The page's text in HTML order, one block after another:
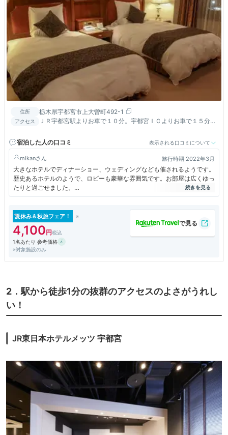
住所 栃木県宇都宮市上大曽町492-1
アクセス
ＪＲ宇都宮駅よりお車で１０分。宇都宮ＩＣよりお車で１５分。
宿泊した人の口コミ
表示される口コミについて
mikan 旅行時期 2022年3月
大きなホテルでディナーショー、ウェディングなども催されるようです。
歴史あるホテルのようで、ロビーも豪華な雰囲気です。お部屋は広くゆっ
たりと過ごせました。
朝食が体に優しく、地元のお野菜やお豆腐など、種類も多い和食でした。
夏休み＆秋旅フェア！
4,100
1名あたり 参考価格
※対象施設のみ
2．駅から徒歩1分の抜群のアクセスのよさがうれし
い！
JR東日本ホテルメッツ 宇都宮